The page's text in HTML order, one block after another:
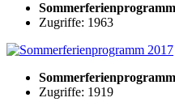
Zugriffe: 1963
Zugriffe: 1919